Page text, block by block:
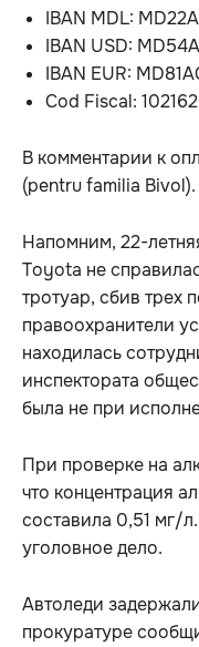
IBAN MDL:
IBAN USD:
IBAN EUR:
Cod Fiscal:
В комментарии к
(pentru familia Bivol).
Напомним, 22-
Toyota не
тротуар, сбив
правоохранители
находилась
инспектората
была не при
При проверке на
что концентрация
составила 0,51 мг/
уголовное дело.
Автоледи
прокуратуре